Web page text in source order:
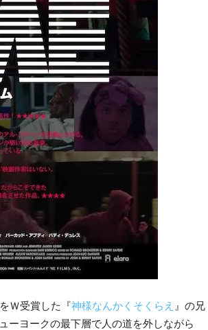
Ｗ受賞した『神様なんかくそくらえ 』の兄
ーヨークの最下層で人の道を外しながら